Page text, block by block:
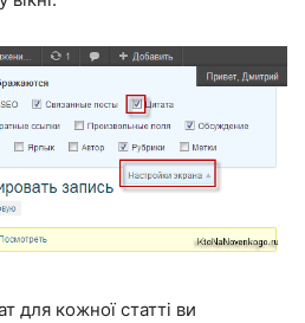
для кожної статті ви